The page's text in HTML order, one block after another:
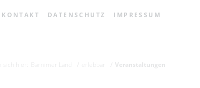
KONTAKT DATENSCHUTZ IMPRESSUM
Veranstaltungen